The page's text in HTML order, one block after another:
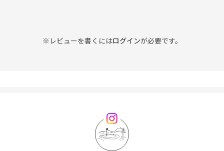
※レビューを書くにはログインが必要です。